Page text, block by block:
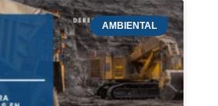
AMBIENTAL